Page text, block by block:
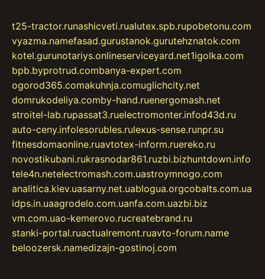
t25-tractor.runashicveti.rualutex.spb.rupobetonu.com
vyazma.namefasad.gurustanok.gurutehznatok.com
kotel.gurunotariys.onlineserviceyard.net1igolka.com
bpb.byprotrud.combanya-expert.com
ogorod365.comakuhnja.comuglichcity.net
domrukodeliya.comby-hand.ruenergomash.net
stroitel-lab.rupassat3.ruelectromonter.infod43d.ru
auto-ceny.infolesorubles.rulexus-sense.runpr.su
fitnesdomaonline.ruavtotex-inform.ruereko.ru
novostikubani.rukrasnodar861.ruzbi.bizhuntdown.info
tele4n.netelectromash.com.uastroymnogo.com
analitica.kiev.uasarny.net.uablogua.orgcobalts.com.ua
idps.in.uaagrodelo.com.uanfa.com.uazbi.biz
vm.com.uao-kemerovo.rucreatebrand.ru
stanki-portal.ruactualremont.ruavto-forum.name
beloozersk.namedizajn-gostinoj.com